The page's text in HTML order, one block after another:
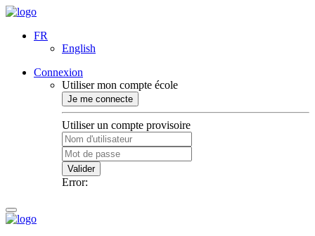
FR
English
Connexion
Utiliser mon compte école
Je me connecte
Utiliser un compte provisoire
Valider
Error: